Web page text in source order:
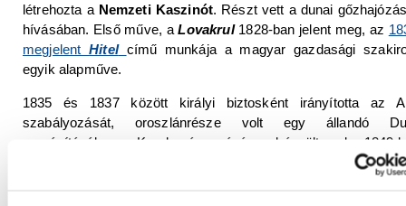
létrehozta aNemzeti Kaszinót. Részt vett a dunai
hívásában. Első műve, aLovakrul 1828-ban jelent meg, az
megjelentHitel című munkája a magyar gazdasági
egyik alapműve.
1835 és 1837 között királyi biztosként irányította az
szabályozását, oroszlánrésze volt egy állandó
megépítésében. Kezdeményezésére készült el
skót mérnök építésében).
és gyárakat alapított, támogatta a magyar színház ügyét,